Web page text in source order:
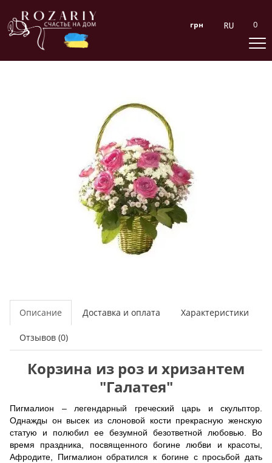
грн 0
Описание Доставка и оплата Характеристики
Отзывов (0)
Корзина из роз и хризантем
"Галатея"
Пигмалион – легендарный греческий царь и скульптор.
Однажды он высек из слоновой кости прекрасную женскую
статую и полюбил ее безумной безответной любовью. Во
время праздника, посвященного богине любви и красоты,
Афродите, Пигмалион обратился к богине с просьбой дать